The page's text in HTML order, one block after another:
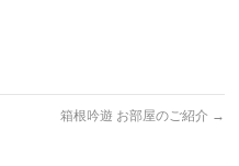
箱根吟遊 お部屋のご紹介 →